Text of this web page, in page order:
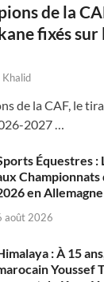
de la
fixés
Khalid
de la CAF, le
2027 …
Équestres :
Championnats
en Allemagne
août 2026
: À 15
Youssef